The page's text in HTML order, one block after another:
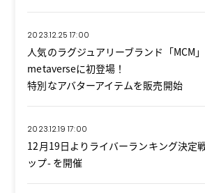
2023.12.25 17:00
人気のラグジュアリーブランド「MCM
metaverseに初登場！
特別なアバターアイテムを販売開始
2023.12.19 17:00
12月19日よりライバーランキング決定
ップ- を開催